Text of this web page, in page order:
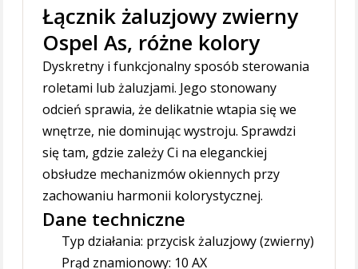
Łącznik żaluzjowy zwierny
Ospel As, różne kolory
Dyskretny i funkcjonalny sposób sterowania
roletami lub żaluzjami. Jego stonowany
odcień sprawia, że delikatnie wtapia się we
wnętrze, nie dominując wystroju. Sprawdzi
się tam, gdzie zależy Ci na eleganckiej
obsłudze mechanizmów okiennych przy
zachowaniu harmonii kolorystycznej.
Dane techniczne
Typ działania: przycisk żaluzjowy (zwierny)
Prąd znamionowy: 10 AX